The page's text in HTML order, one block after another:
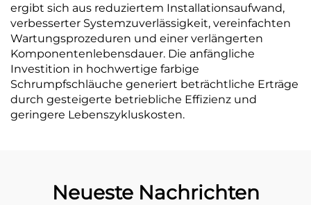
ergibt sich aus reduziertem Installationsaufwand,
verbesserter Systemzuverlässigkeit, vereinfachten
Wartungsprozeduren und einer verlängerten
Komponentenlebensdauer. Die anfängliche
Investition in hochwertige farbige
Schrumpfschläuche generiert beträchtliche Erträge
durch gesteigerte betriebliche Effizienz und
geringere Lebenszykluskosten.
Neueste Nachrichten